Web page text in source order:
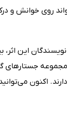
خوانش و درک
این
مجموعه جستارهای
اکنون